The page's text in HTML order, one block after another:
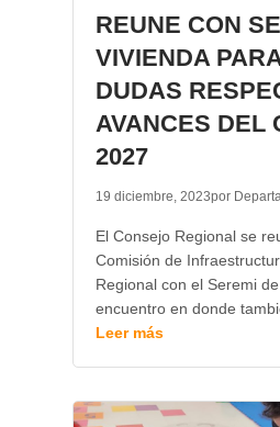
REUNE CON
VIVIENDA
DUDAS
AVANCES DEL
2027
19 diciembre, 2023por
El Consejo Regional se
Comisión de
Regional con el Seremi
encuentro en donde
Leer más